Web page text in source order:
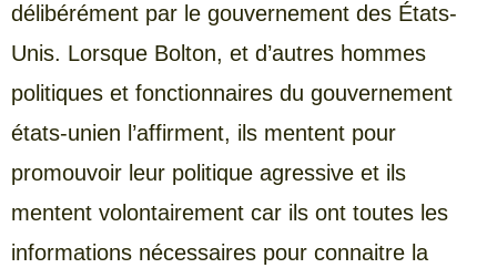
délibérément par le gouvernement des États-
Unis. Lorsque Bolton, et d’autres hommes
politiques et fonctionnaires du gouvernement
états-unien l’affirment, ils mentent pour
promouvoir leur politique agressive et ils
mentent volontairement car ils ont toutes les
informations nécessaires pour connaitre la